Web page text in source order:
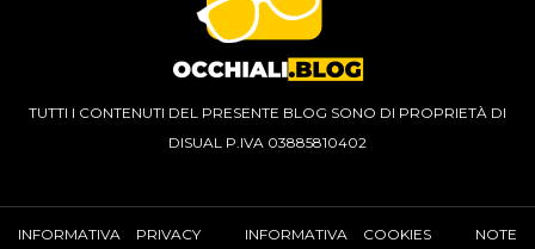
TUTTI I CONTENUTI DEL PRESENTE BLOG SONO DI PROPRIETÀ DI
DISUAL P.IVA 03885810402
INFORMATIVA PRIVACY INFORMATIVA COOKIES NOTE